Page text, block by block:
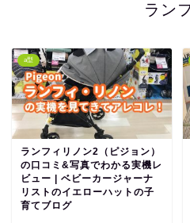
ラン
a型
ランフィリノン2（ピジョン）
の口コミ&写真でわかる実機レ
ビュー | ベビーカージャーナ
リストのイエローハットの子
育てブログ